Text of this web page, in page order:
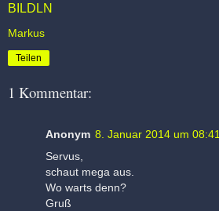
BILDLN
Markus
Teilen
1 Kommentar:
Anonym 8. Januar 2014 um 08:41
Servus,
schaut mega aus.
Wo warts denn?
Gruß